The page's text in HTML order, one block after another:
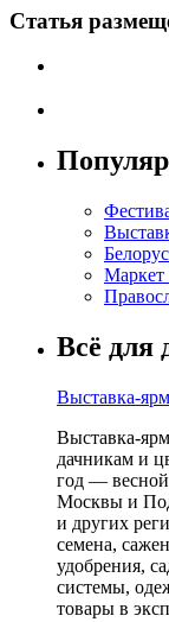
Статья
Маркет
Всё для
Выставка-
Выставка-
дачникам и
год —
Москвы и
и других
семена,
удобрения,
системы,
товары в